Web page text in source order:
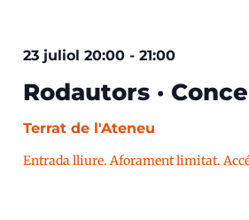
23 juliol 20:00- 21:00
Rodautors ·
Terrat de l'Ateneu
Entrada lliure. Aforament limitat.